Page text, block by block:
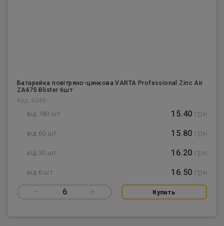
Батарейка повітряно-цинкова VARTA Professional Zinc Air
ZA675 Blister 6шт
Код: 4346
від 180 шт 15.40 грн
від 60 шт 15.80 грн
від 30 шт 16.20 грн
від 6 шт 16.50 грн
– 6 + Купить